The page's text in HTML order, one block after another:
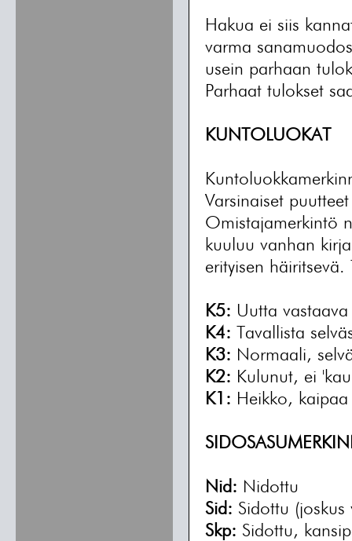
Hakua ei siis
varma
usein parhaan
Parhaat tulokset
KUNTOLUOKAT
Varsinaiset
Omistajamerkintö
kuuluu vanhan
erityisen
K5: Uutta vastaava
K4: Tavallista
K3: Normaali,
K2: Kulunut, ei
K1: Heikko,
Nid: Nidottu
Sid: Sidottu
Skp: Sidottu,